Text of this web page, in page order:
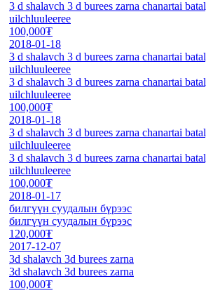
3 d shalavch 3 d burees zarna chanartai
uilchluuleeree
100,000₮
2018-01-18
3 d shalavch 3 d burees zarna chanartai
uilchluuleeree
3 d shalavch 3 d burees zarna chanartai
uilchluuleeree
100,000₮
2018-01-18
3 d shalavch 3 d burees zarna chanartai
uilchluuleeree
3 d shalavch 3 d burees zarna chanartai
uilchluuleeree
100,000₮
2018-01-17
билгүүн суудалын бүрээс
билгүүн суудалын бүрээс
120,000₮
2017-12-07
3d shalavch 3d burees zarna
3d shalavch 3d burees zarna
100,000₮